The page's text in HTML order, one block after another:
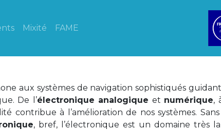
Mixité FAME
aux systèmes de navigation sophistiqués
De l’électronique analogique et numérique,
contribue à l’amélioration de nos systèmes.
, bref, l’électronique est un domaine très